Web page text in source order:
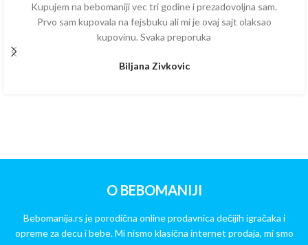
Kupujem na bebomaniji vec tri godine i prezadovoljna sam.
Prvo sam kupovala na fejsbuku ali mi je ovaj sajt olaksao
kupovinu. Svaka preporuka
Biljana Zivkovic
O BEBOMANIJI
Bebomanija.rs je porodična online prodavnica dečijih igračaka i
opreme za decu i bebe. Mi nismo klasična internet prodaja, mi smo